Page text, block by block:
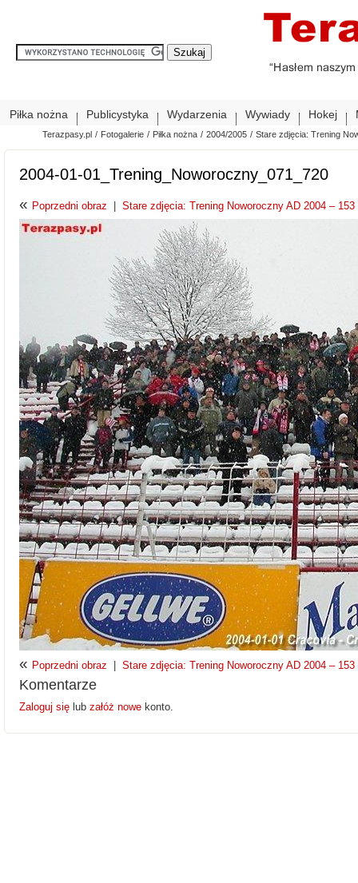
Piłka nożna Publicystyka Wydarzenia Wywiady Hokej
Terazpasy.pl / Fotogalerie / Piłka nożna / 2004/2005 / Stare zdjęcia: Trening
2004-01-01_Trening_Noworoczny_071_720
« Poprzedni obraz Stare zdjęcia: Trening Noworoczny AD 2004 –
« Poprzedni obraz Stare zdjęcia: Trening Noworoczny AD 2004 –
Komentarze
Zaloguj się lub załóż nowe konto.